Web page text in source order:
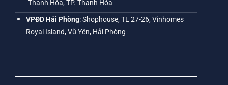
Thanh Hóa, TP. Thanh Hóa
VPĐD Hải Phòng: Shophouse, TL 27-26, Vinhomes
Royal Island, Vũ Yên, Hải Phòng